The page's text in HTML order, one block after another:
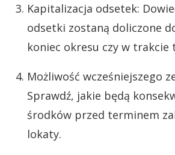
Kapitalizacja odsetek:
odsetki zostaną doliczone
koniec okresu czy w trakcie
Możliwość wcześniejszego
Sprawdź, jakie będą
środków przed terminem
lokaty.